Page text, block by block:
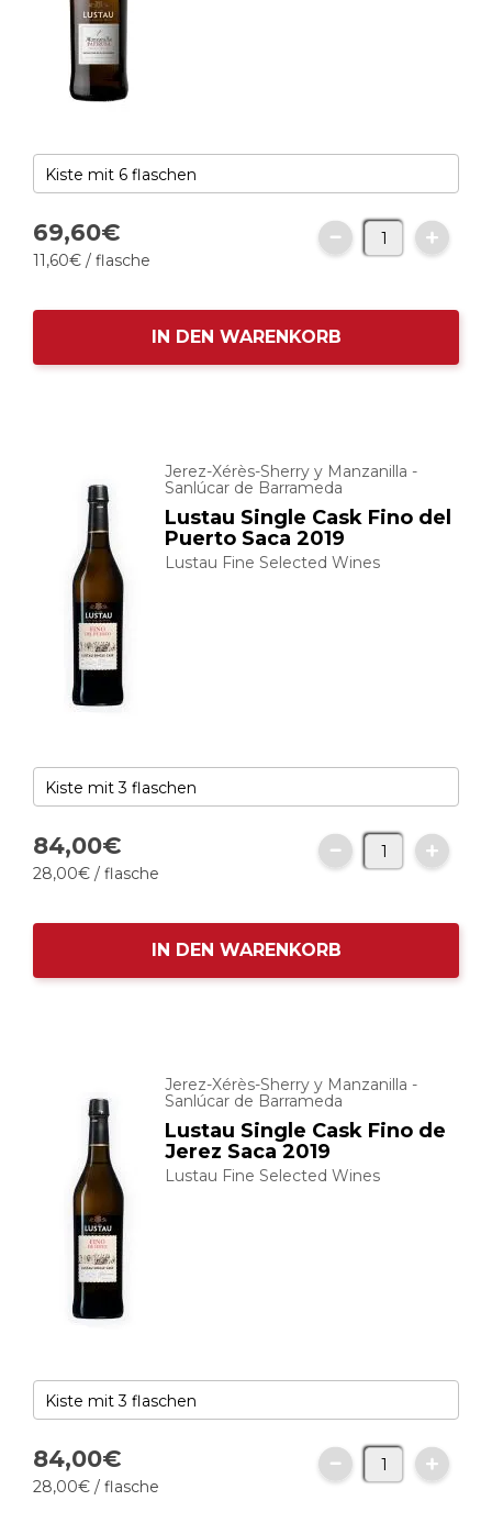
69,60€
11,60€ / flasche
IN DEN WARENKORB
Jerez-Xérès-Sherry y Manzanilla -
Sanlúcar de Barrameda
Lustau Single Cask Fino del
Puerto Saca 2019
Lustau Fine Selected Wines
84,00€
28,00€ / flasche
IN DEN WARENKORB
Jerez-Xérès-Sherry y Manzanilla -
Sanlúcar de Barrameda
Lustau Single Cask Fino de
Jerez Saca 2019
Lustau Fine Selected Wines
84,00€
28,00€ / flasche